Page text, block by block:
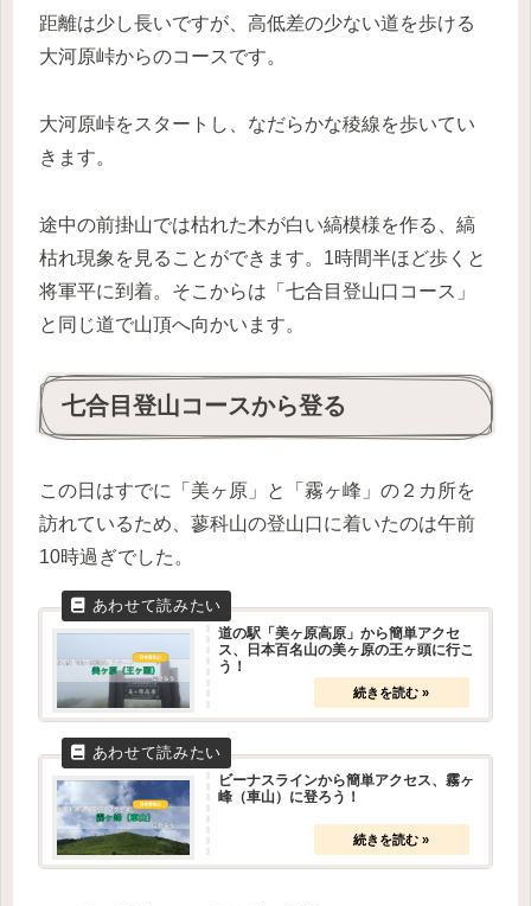
距離は少し長いですが、高低差の少ない道を歩ける
大河原峠からのコースです。
大河原峠をスタートし、なだらかな稜線を歩いてい
きます。
途中の前掛山では枯れた木が白い縞模様を作る、縞
枯れ現象を見ることができます。1時間半ほど歩くと
将軍平に到着。そこからは「七合目登山口コース」
と同じ道で山頂へ向かいます。
七合目登山コースから登る
この日はすでに「美ヶ原」と「霧ヶ峰」の２カ所を
訪れているため、蓼科山の登山口に着いたのは午前
10時過ぎでした。
道の駅「美ヶ原高原」から簡単アクセ
ス、日本百名山の美ヶ原の王ヶ頭に行こ
う！
ビーナスラインから簡単アクセス、霧ヶ
峰（車山）に登ろう！